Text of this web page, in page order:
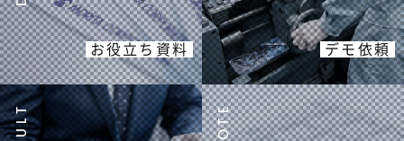
お役立ち資料 デモ依頼